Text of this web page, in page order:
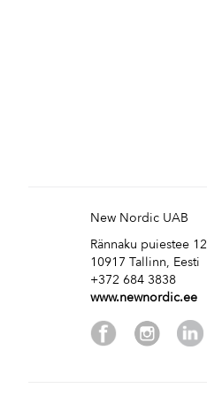
New Nordic UAB
Rännaku puiestee 12
10917 Tallinn, Eesti
+372 684 3838
www.newnordic.ee